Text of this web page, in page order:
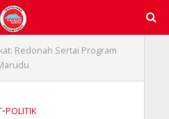
Redonah Sertai Program
•POLITIK